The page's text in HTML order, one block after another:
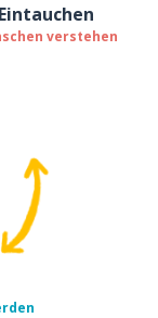
Eintauchen
verstehen